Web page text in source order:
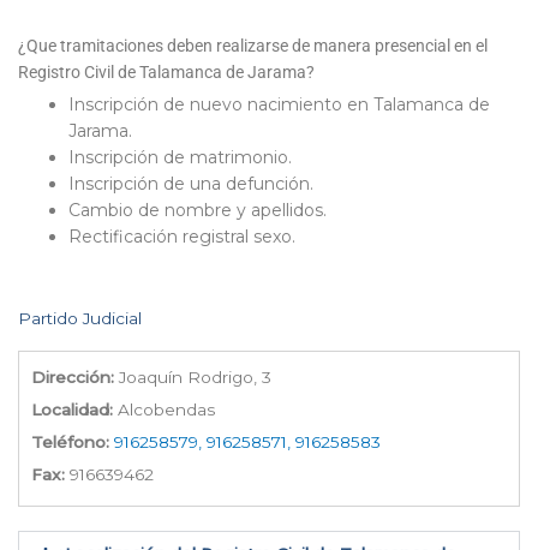
¿Que tramitaciones deben realizarse de manera presencial en el
Registro Civil de Talamanca de Jarama?
Inscripción de nuevo nacimiento en Talamanca de
Jarama.
Inscripción de matrimonio.
Inscripción de una defunción.
Cambio de nombre y apellidos.
Rectificación registral sexo.
Partido Judicial
Dirección: Joaquín Rodrigo, 3
Localidad: Alcobendas
Teléfono: 916258579, 916258571, 916258583
Fax: 916639462